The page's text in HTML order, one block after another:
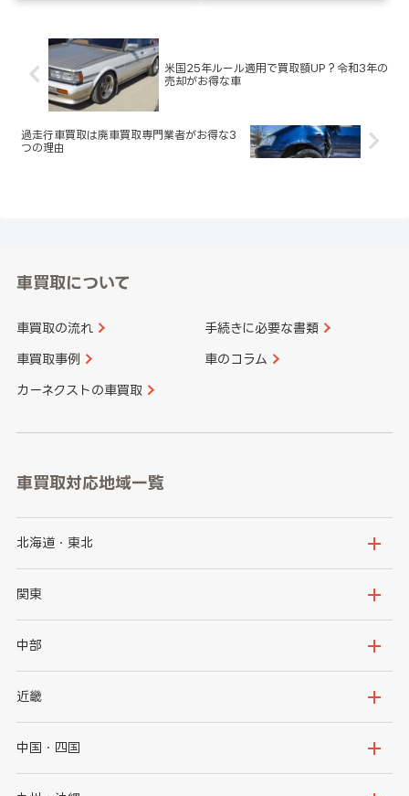
米国25年ルール適用で買取額UP？令和3年の
売却がお得な車
過走行車買取は廃車買取専門業者がお得な3
つの理由
車買取について
車買取の流れ 手続きに必要な書類
車買取事例 車のコラム
カーネクストの車買取
車買取対応地域一覧
北海道・東北
北海道
岩手県
秋田県
関東
茨城県
群馬県
千葉県
神奈川県
中部
新潟県
石川県
山梨県
近畿
大阪府
中国・四国